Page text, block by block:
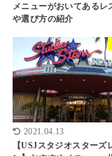
メニューがおいてあるレ
や選び方の紹介
2021.04.13
【USJスタジオスターズ